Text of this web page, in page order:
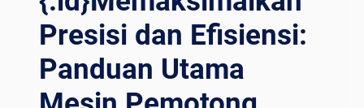
Presisi dan Efisiensi:
Panduan Utama